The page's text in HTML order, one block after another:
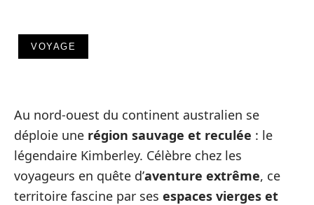
VOYAGE
Au nord-ouest du continent australien se
déploie une région sauvage et reculée : le
légendaire Kimberley. Célèbre chez les
voyageurs en quête d’aventure extrême, ce
territoire fascine par ses espaces vierges et